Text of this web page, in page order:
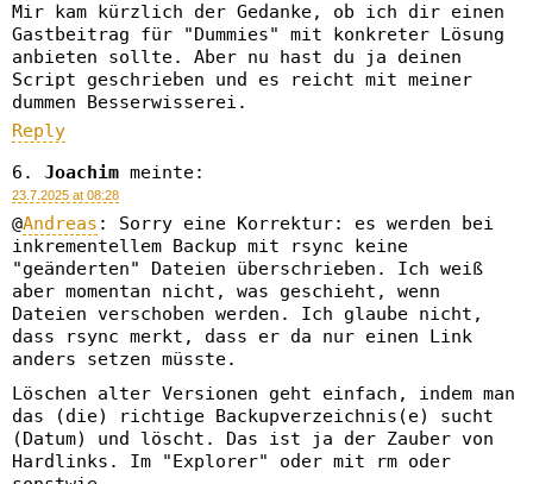
Mir kam kürzlich der Gedanke, ob ich dir einen
Gastbeitrag für "Dummies" mit konkreter Lösung
anbieten sollte. Aber nu hast du ja deinen
Script geschrieben und es reicht mit meiner
dummen Besserwisserei.
Reply
Joachim meinte:
23.7.2025 at 08:28
@Andreas : Sorry eine Korrektur: es werden bei
inkrementellem Backup mit rsync keine
"geänderten" Dateien überschrieben. Ich weiß
aber momentan nicht, was geschieht, wenn
Dateien verschoben werden. Ich glaube nicht,
dass rsync merkt, dass er da nur einen Link
anders setzen müsste.
Löschen alter Versionen geht einfach, indem man
das (die) richtige Backupverzeichnis(e) sucht
(Datum) und löscht. Das ist ja der Zauber von
Hardlinks. Im "Explorer" oder mit rm oder